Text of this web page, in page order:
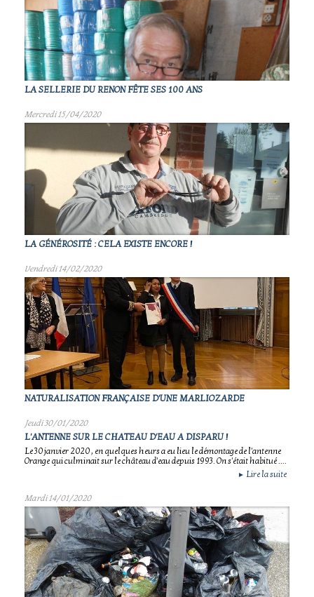
LA SELLERIE DU RENON FÊTE SES 100 ANS
Mercredi 15/04/2020
LA GÉNÉROSITÉ : CELA EXISTE ENCORE !
Vendredi 14/02/2020
NATURALISATION FRANÇAISE D'UNE MARLIOZARDE
Jeudi 30/01/2020
L'ANTENNE SUR LE CHATEAU D'EAU A DISPARU !
Le 30 janvier 2020 , en quelques heurs a eu lieu le démontage de l'antenne
Orange qui culminait sur le château d'eau depuis 1993. On s'était habitué ....
► Lire la suite
Mardi 14/01/2020